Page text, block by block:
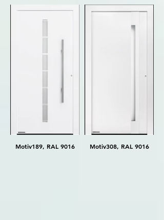
Motiv189, RAL 9016 Motiv308, RAL 9016